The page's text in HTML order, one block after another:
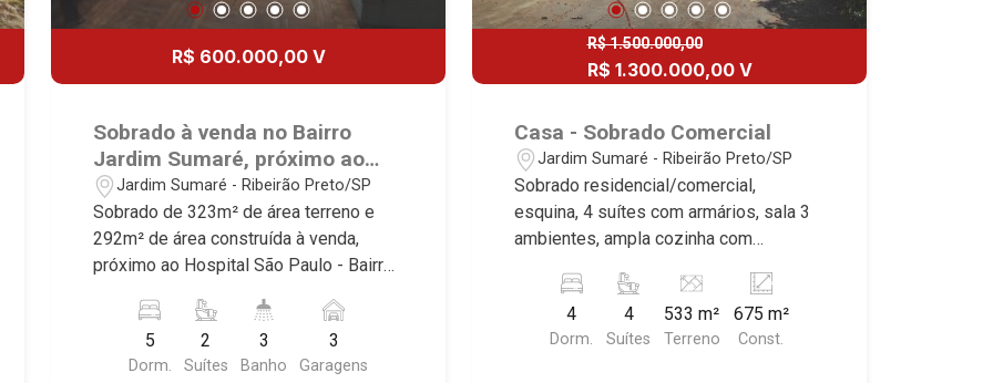
R$ 600.000,00 V
Sobrado à venda no Bairro
Jardim Sumaré, próximo ao
Hospital São Paulo - Ribeirão
Preto/SP.
Jardim Sumaré - Ribeirão Preto/SP
Sobrado de 323m² de área terreno e
292m² de área construída à venda,
próximo ao Hospital São Paulo - Bairro
Conheça as características deste
imóvel que a Martinelli Imobiliária
selecionou para você: - 323m² de área
5
Dorm.
2
Suítes
3
Banho
3
Garagens
R$ 1.500.000,00
R$ 1.300.000,00 V
Casa - Sobrado Comercial
Jardim Sumaré - Ribeirão Preto/SP
Sobrado residencial/comercial,
esquina, 4 suítes com armários, sala 3
ambientes, ampla cozinha com
piscina e churrasqueira, quintal,
excelente localização, ideal para
clínicas e restaurantes, próximo a Av.
4
Dorm.
4
Suítes
533 m²
Terreno
675 m²
Const.